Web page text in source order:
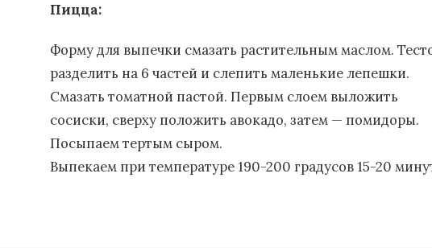
Пицца:
Форму для выпечки смазать растительным маслом.
разделить на 6 частей и слепить маленькие лепешки.
Смазать томатной пастой. Первым слоем выложить
сосиски, сверху положить авокадо, затем — помидоры.
Посыпаем тертым сыром.
Выпекаем при температуре 190-200 градусов 15-20